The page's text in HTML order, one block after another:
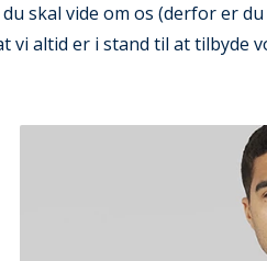
skal vide om os (derfor er
vi altid er i stand til at